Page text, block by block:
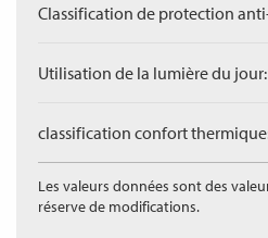
Classification de protection
Utilisation de la lumière du jour:
classification confort
Les valeurs données sont des
réserve de modifications.